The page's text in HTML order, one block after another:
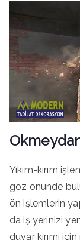
Yıkım-kırım
göz önünde
ön işlemlerin
da iş yerinizi
duvar kırımı